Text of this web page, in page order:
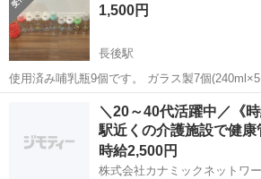
（小さなシールを3枚貼る感じです...
1,500円
長後駅
使用済み哺乳瓶9個です。 ガラス製7個(240ml×5
ック製2個(240ml×1、160ml×1) 哺乳瓶を持ちや
ーも1個付けます。 写真2、3枚目ガラス製 4枚
ベビー用品
＼20～40代活躍中／《
駅近くの介護施設で健
時給2,500円
株式会社カナミックネットワ